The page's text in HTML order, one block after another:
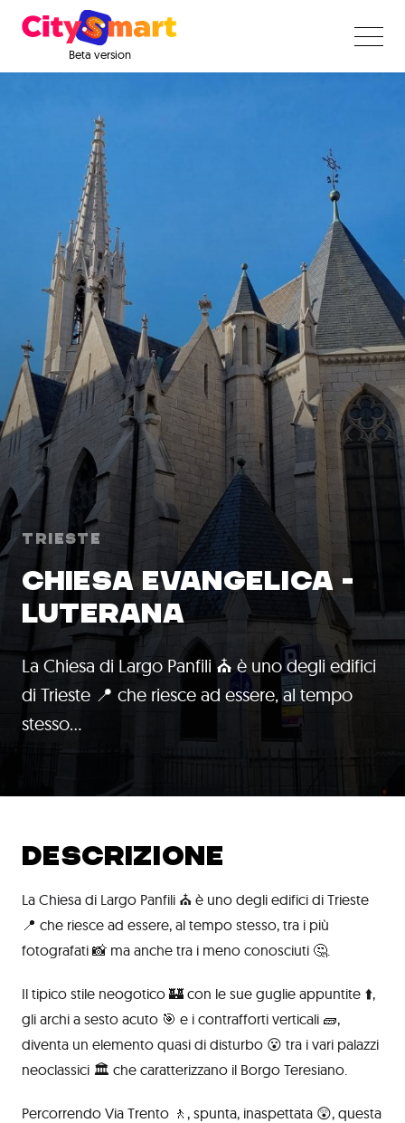
Beta version
Trieste
CHIESA EVANGELICA -
LUTERANA
La Chiesa di Largo Panfili ⛪ è uno degli edifici
di Trieste 📍 che riesce ad essere, al tempo
stesso…
DESCRIZIONE
La Chiesa di Largo Panfili ⛪ è uno degli edifici di Trieste
📍 che riesce ad essere, al tempo stesso, tra i più
fotografati 📸 ma anche tra i meno conosciuti 🤔.
Il tipico stile neogotico 🏰 con le sue guglie appuntite ⬆️,
gli archi a sesto acuto 🎯 e i contrafforti verticali 🧱,
diventa un elemento quasi di disturbo 😮 tra i vari palazzi
neoclassici 🏛️ che caratterizzano il Borgo Teresiano.
Percorrendo Via Trento 🚶, spunta, inaspettata 😲, questa